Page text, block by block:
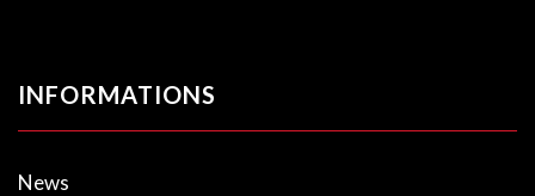
INFORMATIONS
News